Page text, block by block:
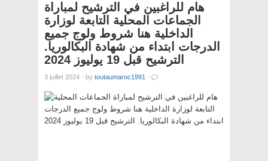
هام للراغبين في الترشيح لمباراة
الجماعات المحلية التابعة لوزارة
الداخلية هنا شروط ولوج جميع
الدرجات ابتداء من شهادة البكالوريا.
الترشيح قبل 19 يوليوز 2024
3 juillet 2024 · by toutaumaroc1991 ·